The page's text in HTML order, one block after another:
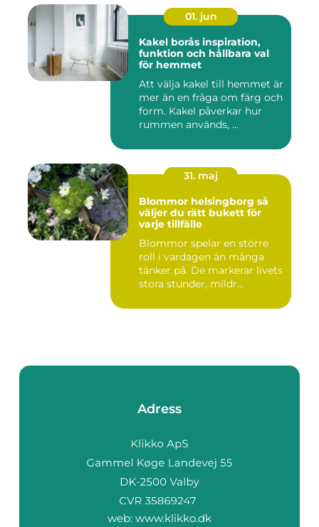
01. jun
Kakel borås inspiration,
funktion och hållbara val
för hemmet
Att välja kakel till hemmet är
mer än en fråga om färg och
form. Kakel påverkar hur
rummen används, ...
31. maj
Blommor helsingborg så
väljer du rätt bukett för
varje tillfälle
Blommor spelar en större
roll i vardagen än många
tänker på. De markerar livets
stora stunder, mildr...
Adress
web: www.klikko.dk